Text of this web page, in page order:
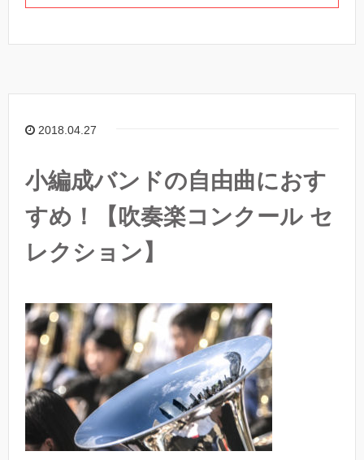
2018.04.27
小編成バンドの自由曲におす
すめ！【吹奏楽コンクール セ
レクション】